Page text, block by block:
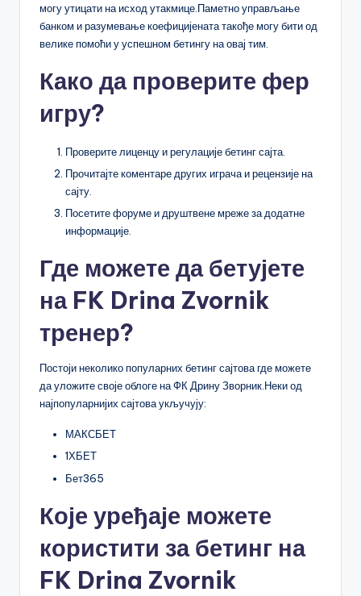
могу утицати на исход утакмице.Паметно управљање
банком и разумевање коефицијената такође могу бити од
велике помоћи у успешном бетингу на овај тим.
Како да проверите фер
игру?
Проверите лиценцу и регулације бетинг сајта.
Прочитајте коментаре других играча и рецензије на
сајту.
Посетите форуме и друштвене мреже за додатне
информације.
Где можете да бетујете
на FK Drina Zvornik
тренер?
Постоји неколико популарних бетинг сајтова где можете
да уложите своје облоге на ФК Дрину Зворник.Неки од
најпопуларнијих сајтова укључују:
МАКСБЕТ
1ХБЕТ
Бет365
Које уређаје можете
користити за бетинг на
FK Drina Zvornik